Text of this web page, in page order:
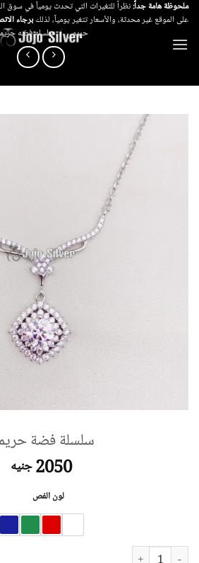
تخطي
للمحتوى
ملحوظة هامة جداً:نظراً للتغيرات التي تحدث يومياً في سوق
على الموقع غير محدثة، والأسعار تتغير يومياً، لذلكبرجاء
حريمي / سلسله فضه
سلسلة فضة
2050 جنيه
لون الفص
كمية سلسلة فضة حريمي